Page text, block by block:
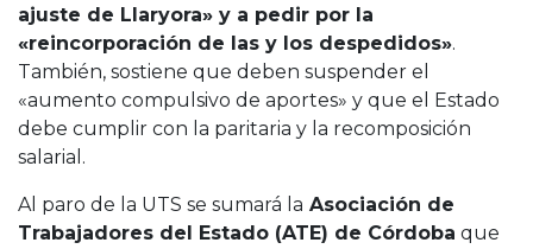
ajuste de Llaryora» y a pedir por la
«reincorporación de las y los despedidos».
También, sostiene que deben suspender el
«aumento compulsivo de aportes» y que el Estado
debe cumplir con la paritaria y la recomposición
salarial.
Al paro de la UTS se sumará la Asociación de
Trabajadores del Estado (ATE) de Córdoba que